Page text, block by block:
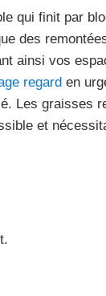
qui finit par
des
ainsi vos
regard en
Les graisses
et